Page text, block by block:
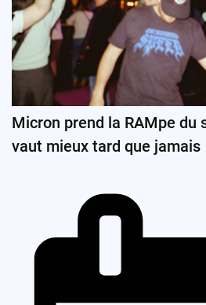
Micron prend la RAMpe du
vaut mieux tard que jamais